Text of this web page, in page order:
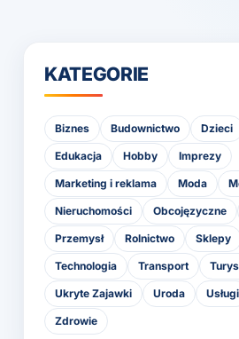
KATEGORIE
Biznes Budownictwo Dzieci
Edukacja Hobby Imprezy
Marketing i reklama Moda
Nieruchomości Obcojęzyczne
Przemysł Rolnictwo Sklepy
Technologia Transport
Ukryte Zajawki Uroda Usługi
Zdrowie